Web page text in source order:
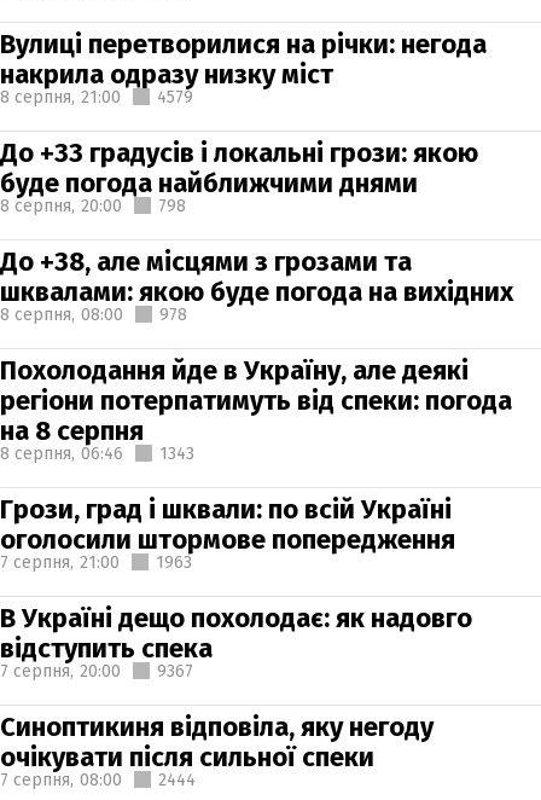
Вулиці перетворилися на річки: негода
накрила одразу низку міст
8 серпня, 21:00 4579
До +33 градусів і локальні грози: якою
буде погода найближчими днями
8 серпня, 20:00 798
До +38, але місцями з грозами та
шквалами: якою буде погода на вихідних
8 серпня, 08:00 978
Похолодання йде в Україну, але деякі
регіони потерпатимуть від спеки: погода
на 8 серпня
8 серпня, 06:46 1343
Грози, град і шквали: по всій Україні
оголосили штормове попередження
7 серпня, 21:00 1963
В Україні дещо похолодає: як надовго
відступить спека
7 серпня, 20:00 9367
Синоптикиня відповіла, яку негоду
очікувати після сильної спеки
7 серпня, 08:00 2444